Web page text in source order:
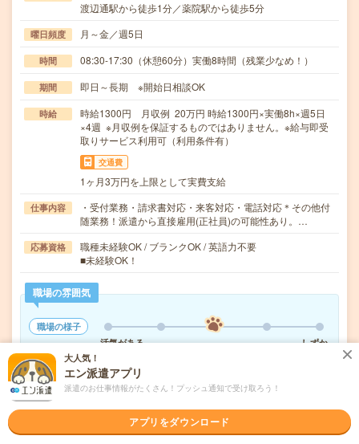
渡辺通駅から徒歩1分／薬院駅から徒歩5分
曜日頻度 月～金／週5日
時間 08:30-17:30（休憩60分）実働8時間（残業少なめ！）
期間 即日～長期 ※開始日相談OK
時給
時給1300円 月収例 20万円 時給1300円×実働8h×週5日
×4週 ※月収例を保証するものではありません。※給与即受
取りサービス利用可（利用条件有）
交通費
1ヶ月3万円を上限として実費支給
仕事内容
・受付業務・請求書対応・来客対応・電話対応＊その他付
随業務！派遣から直接雇用(正社員)の可能性あり。…
応募資格
職種未経験OK / ブランクOK / 英語力不要
■未経験OK！
職場の雰囲気
職場の様子
活気がある
しずか
仕事の仕方
テキパキ
気になる! 応募へ進む 詳しく見る
大人気！
エン派遣アプリ
派遣のお仕事情報がたくさん！プッシュ通知で受け取ろう！
アプリをダウンロード